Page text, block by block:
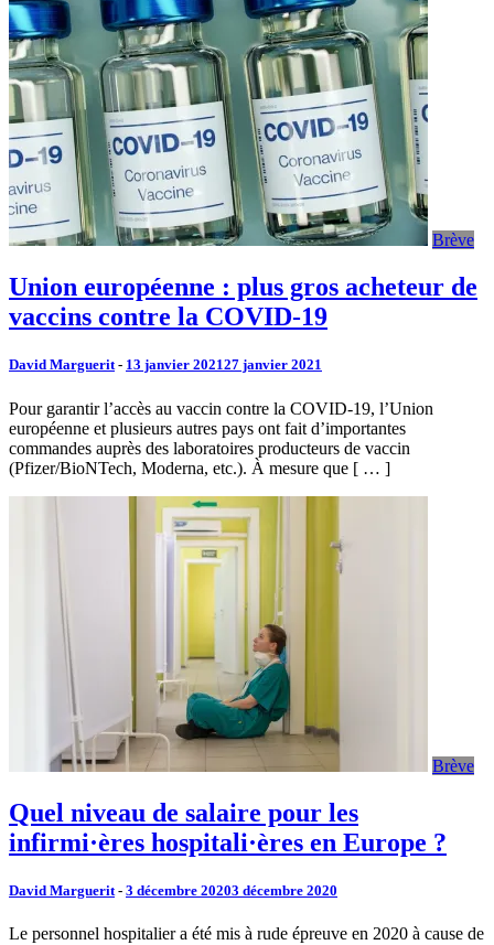
Brève
Union européenne : plus gros acheteur de
vaccins contre la COVID-19
David Marguerit- 13 janvier 202127 janvier 2021
Pour garantir l’accès au vaccin contre la COVID-19, l’Union
européenne et plusieurs autres pays ont fait d’importantes
commandes auprès des laboratoires producteurs de vaccin
(Pfizer/BioNTech, Moderna, etc.). À mesure que [ … ]
Brève
Quel niveau de salaire pour les
infirmi·ères hospitali·ères en Europe ?
David Marguerit - 3 décembre 20203 décembre 2020
Le personnel hospitalier a été mis à rude épreuve en 2020 à cause de